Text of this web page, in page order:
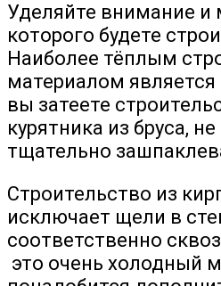
Уделяйте внимание и
которого будете
Наиболее тёплым
материалом
вы затеете
курятника из бруса, не
тщательно
Строительство из
исключает щели в
соответственно
это очень холодный